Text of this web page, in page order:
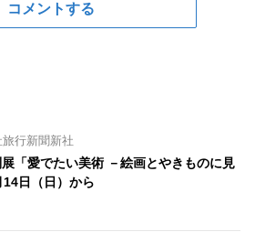
コメントする
行新聞新社
「愛でたい美術 －絵画とやきものに見
日（日）から